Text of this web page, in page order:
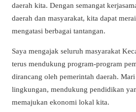
daerah kita. Dengan semangat
daerah dan masyarakat, kita dapat
mengatasi berbagai tantangan.
Saya mengajak seluruh masyarakat
terus mendukung program-program
dirancang oleh pemerintah daerah.
lingkungan, mendukung pendidikan
memajukan ekonomi lokal kita.